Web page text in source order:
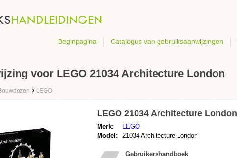
Beginpagina Catalogus van gebruiksaanwijzingen
voor LEGO 21034 Architecture London
› LEGO
LEGO 21034 Architecture London
Merk:
LEGO
Model:
21034 Architecture London
Gebruikershandboek